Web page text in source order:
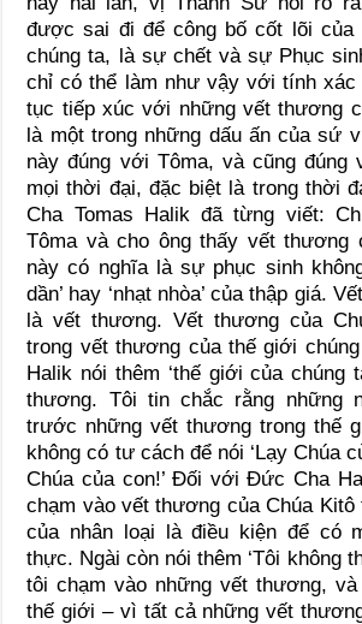
được sai đi để công bố cốt lõi của
chúng ta, là sự chết và sự Phục
chỉ có thể làm như vậy với tính xác
tục tiếp xúc với những vết thương
là một trong những dấu ấn của sứ
này đúng với Tôma, và cũng đúng
mọi thời đại, đặc biệt là trong thời
Cha Tomas Halik đã từng viết:
Tôma và cho ông thấy vết thương
này có nghĩa là sự phục sinh
dần’ hay ‘nhạt nhòa’ của thập giá.
là vết thương. Vết thương của
trong vết thương của thế giới
Halik nói thêm ‘thế giới của chúng
thương. Tôi tin chắc rằng những
trước những vết thương trong thế
không có tư cách để nói ‘Lạy Chúa
Chúa của con!’ Đối với Đức Cha
chạm vào vết thương của Chúa
của nhân loại là điều kiện để có
thực. Ngài còn nói thêm ‘Tôi không
tôi chạm vào những vết thương,
thế giới – vì tất cả những vết